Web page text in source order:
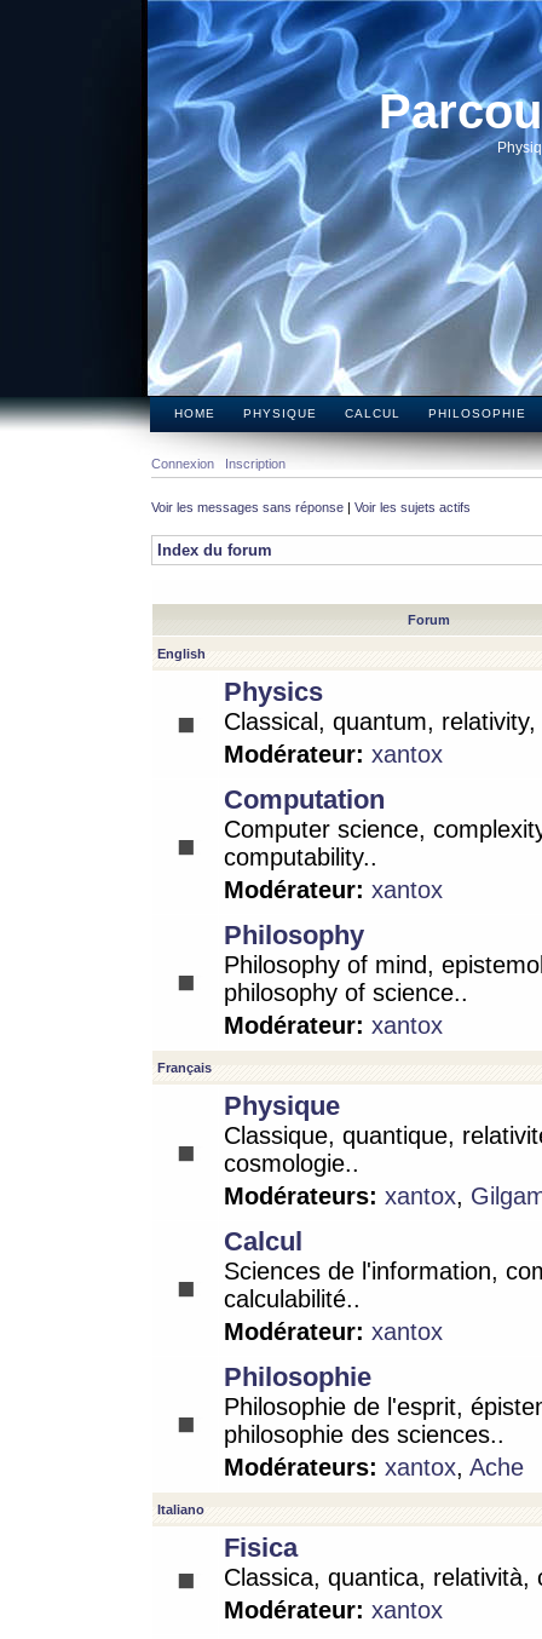
HOME PHYSIQUE CALCUL PHILOSOPHIE
Connexion Inscription
Voir les messages sans réponse | Voir les sujets actifs
Index du forum
Forum
English
Physics
Classical, quantum,
Modérateur: xantox
Computation
Computer science,
computability..
Modérateur: xantox
Philosophy
Philosophy of mind,
philosophy of science..
Modérateur: xantox
Français
Physique
Classique, quantique,
cosmologie..
Modérateurs: xantox,
Calcul
Sciences de l'information,
calculabilité..
Modérateur: xantox
Philosophie
Philosophie de l'esprit,
philosophie des sciences..
Modérateurs: xantox, Ache
Italiano
Fisica
Classica, quantica, relatività,
Modérateur: xantox